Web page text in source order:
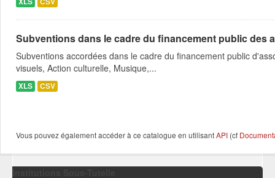
Subventions dans le cadre du financement public des
Subventions accordées dans le cadre du financement public
visuels, Action culturelle, Musique,...
XLS CSV
Vous pouvez également accéder à ce catalogue en utilisantAPI (cf